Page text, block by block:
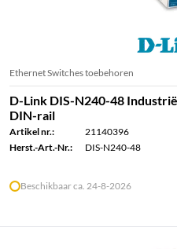
Ethernet Switches toebehoren
D-Link DIS-N240-48
DIN-rail
Artikel nr.:
21140396
Herst.-Art.-Nr.:
DIS-N240-48
Beschikbaar ca. 24-8-2026